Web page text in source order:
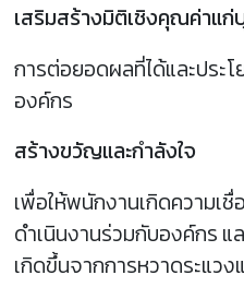
เสริมสร้างมิติเชิงคุณค่าแก่
การต่อยอดผลที่ได้และประ
องค์กร
สร้างขวัญและกำลังใจ
เพื่อให้พนักงานเกิดความเชื่
ดำเนินงานร่วมกับองค์กร
เกิดขึ้นจากการหวาดระแว